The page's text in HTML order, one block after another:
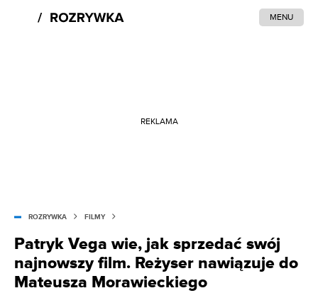
MENU
REKLAMA
ROZRYWKA FILMY
Patryk Vega wie, jak sprzedać swój
najnowszy film. Reżyser nawiązuje do
Mateusza Morawieckiego